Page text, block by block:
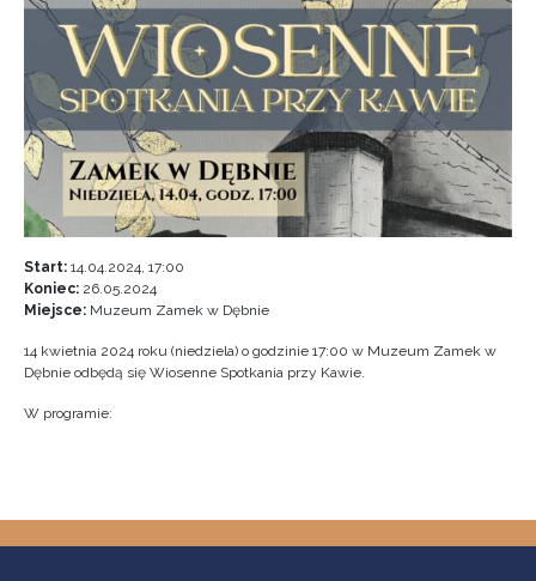
Start: 14.04.2024, 17:00
Koniec: 26.05.2024
Miejsce: Muzeum Zamek w Dębnie
14 kwietnia 2024 roku (niedziela) o godzinie 17:00 w Muzeum Zamek w
Dębnie odbędą się Wiosenne Spotkania przy Kawie.
W programie: